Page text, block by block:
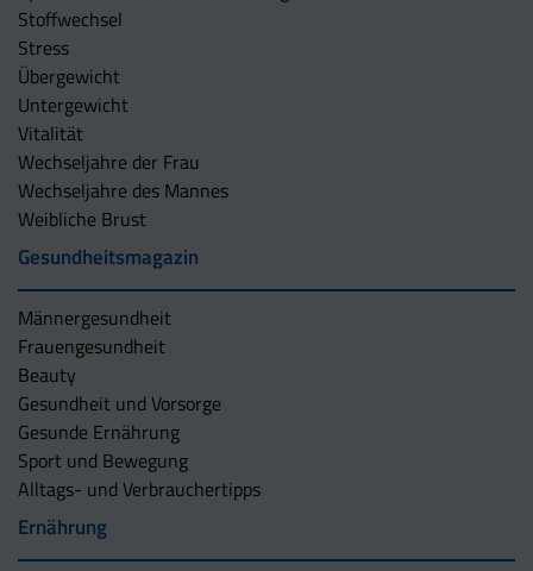
Stoffwechsel
Stress
Übergewicht
Untergewicht
Vitalität
Wechseljahre der Frau
Wechseljahre des Mannes
Weibliche Brust
Gesundheitsmagazin
Männergesundheit
Frauengesundheit
Beauty
Gesundheit und Vorsorge
Gesunde Ernährung
Sport und Bewegung
Alltags- und Verbrauchertipps
Ernährung